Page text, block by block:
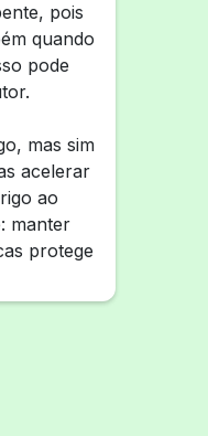
pois
quando
pode
mas sim
acelerar
ao
manter
protege